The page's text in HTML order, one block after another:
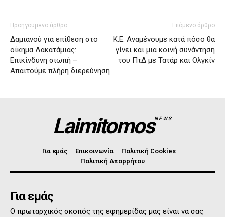
Προηγούμενο άρθρο
Δαμιανού για επίθεση στο
οίκημα Λακατάμιας:
Επικίνδυνη σιωπή –
Απαιτούμε πλήρη διερεύνηση
Επόμενο άρθρο
Κ.Ε: Αναμένουμε κατά πόσο θα
γίνει και μια κοινή συνάντηση
του ΠτΔ με Τατάρ και Ολγκίν
LaimitomosNEWS
Για εμάς Επικοινωνία
Πολιτική Cookies
Πολιτική Απορρήτου
Για εμάς
Ο πρωταρχικός σκοπός της εφημερίδας μας είναι να σας